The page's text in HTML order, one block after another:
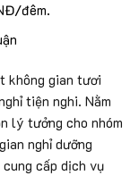
đêm.
không gian tươi
tiện nghi. Nằm
lý tưởng cho nhóm
nghỉ dưỡng
cấp dịch vụ